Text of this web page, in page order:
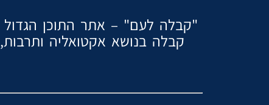
"קבלה לעם" – אתר התוכן הגדול
קבלה בנושא אקטואליה